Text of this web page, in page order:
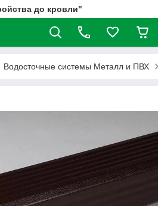
до кровли"
Водосточные системы Металл и ПВХ